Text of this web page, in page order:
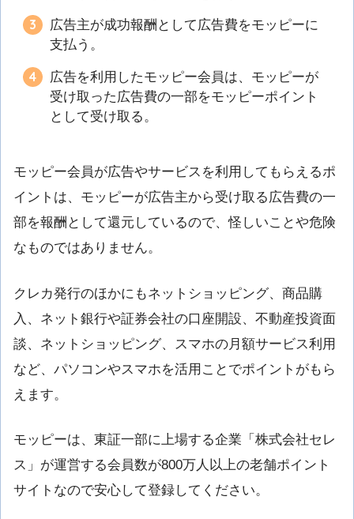
広告主が成功報酬として広告費をモッピーに
支払う。
広告を利用したモッピー会員は、モッピーが
受け取った広告費の一部をモッピーポイント
として受け取る。
モッピー会員が広告やサービスを利用してもらえるポ
イントは、モッピーが広告主から受け取る広告費の一
部を報酬として還元しているので、怪しいことや危険
なものではありません。
クレカ発行のほかにもネットショッピング、商品購
入、ネット銀行や証券会社の口座開設、不動産投資面
談、ネットショッピング、スマホの月額サービス利用
など、パソコンやスマホを活用ことでポイントがもら
えます。
モッピーは、東証一部に上場する企業「株式会社セレ
ス」が運営する会員数が800万人以上の老舗ポイント
サイトなので安心して登録してください。